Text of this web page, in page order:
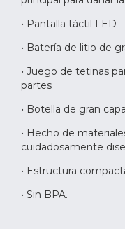
• Pantalla táctil LED
• Batería de litio de
• Juego de tetinas
partes
• Botella de gran
• Hecho de
cuidadosamente
• Estructura
• Sin BPA.